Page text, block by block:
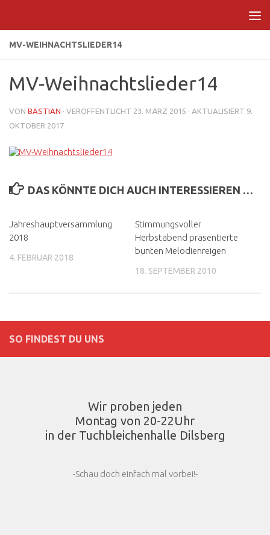
MV-WEIHNACHTSLIEDER14
MV-Weihnachtslieder14
VON BASTIAN · VERÖFFENTLICHT 23. MÄRZ 2015 · AKTUALISIERT 9.
OKTOBER 2017
DAS KÖNNTE DICH AUCH INTERESSIEREN …
Jahreshauptversammlung
2018
4. FEBRUAR 2018
Stimmungsvoller
Herbstabend präsentierte
bunten Melodienreigen
18. SEPTEMBER 2010
SO FINDEST DU UNS
Wir proben jeden
Montag von 20-22Uhr
in der Tuchbleichenhalle Dilsberg
-Schau doch einfach mal vorbei!-